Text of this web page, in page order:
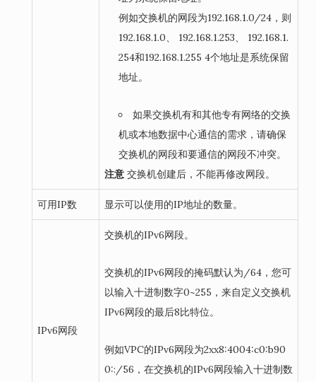
例如交换机的网段为192.168.1.0/24，则
192.168.1.0、 192.168.1.253、 192.168.1.
254和192.168.1.255 4个地址是系统保留
地址。
如果交换机有和其他专有网络的交换
机或本地数据中心通信的需求，请确保
交换机的网段和要通信的网段不冲突。
注意 交换机创建后，不能再修改网段。
可用IP数 显示可以使用的IP地址的数量。
IPv6网段
交换机的IPv6网段。
交换机的IPv6网段的掩码默认为/64，您可
以输入十进制数字0~255，来自定义交换机
IPv6网段的最后8比特位。
例如VPC的IPv6网段为2xx8:4004:c0:b90
0::/56，在交换机的IPv6网段输入十进制数